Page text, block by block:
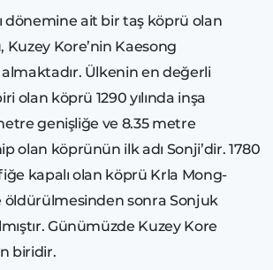
dönemine ait bir taş köprü olan
Kore’nin Kaesong
Ülkenin en değerli
olan köprü 1290 yılında inşa
genişliğe ve 8.35 metre
olan köprünün ilk adı Sonji’dir. 1780
kapalı olan köprü Krla Mong-
öldürülmesinden sonra Sonjuk
Günümüzde Kuzey Kore
biridir.